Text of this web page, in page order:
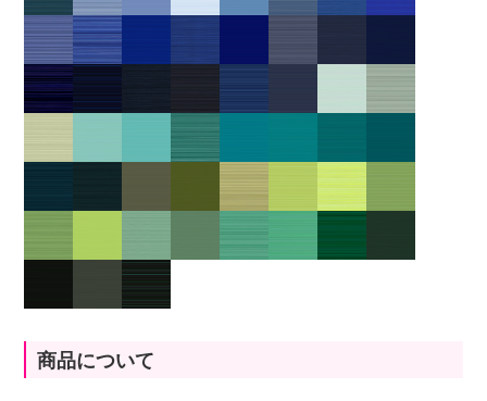
商品について